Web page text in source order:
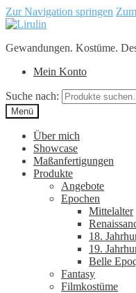
Zur Navigation springen
Gewandungen. Kostüme.
Mein Konto
Suche nach:
Menü
Über mich
Showcase
Maßanfertigungen
Produkte
Angebote
Epochen
Mittelalter
18.
19.
Belle
Fantasy
Filmkostüme